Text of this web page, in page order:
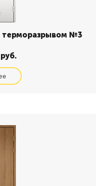
терморазрывом №3